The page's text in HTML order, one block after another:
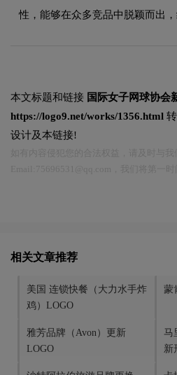
性，能够在众多竞品中脱颖而出
本文标题和链接 国际女子网球协会
https://logo9.net/works/1356.html
设计及本链接!
相关文章推荐
美国 连锁快餐（大力水手炸
鸡）LOGO
蒙
雅芳品牌（Avon）更新
LOGO
马
新